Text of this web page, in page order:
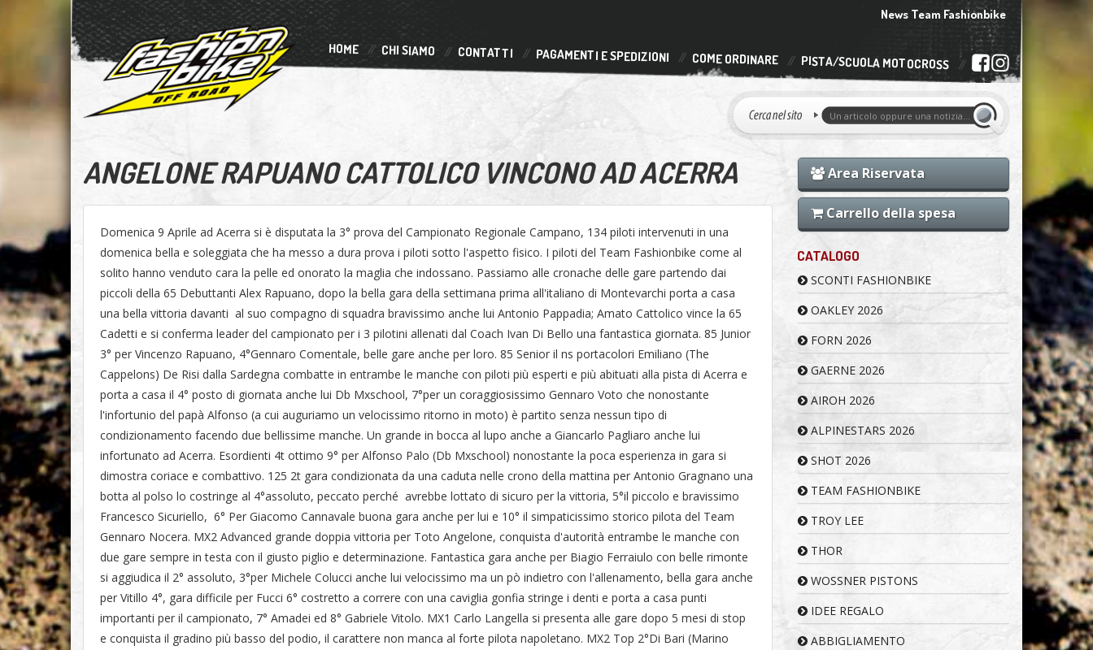
News Team Fashionbike
HOME CHI SIAMO CONTATTI PAGAMENTI E SPEDIZIONI COME ORDINARE PISTA/SCUOLA MOTOCROSS
ANGELONE RAPUANO CATTOLICO VINCONO AD ACERRA
Domenica 9 Aprile ad Acerra si è disputata la 3° prova del Campionato Regionale Campano, 134 piloti intervenuti in una
domenica bella e soleggiata che ha messo a dura prova i piloti sotto l'aspetto fisico. I piloti del Team Fashionbike come al
solito hanno venduto cara la pelle ed onorato la maglia che indossano. Passiamo alle cronache delle gare partendo dai
piccoli della 65 Debuttanti Alex Rapuano, dopo la bella gara della settimana prima all'italiano di Montevarchi porta a casa
una bella vittoria davanti al suo compagno di squadra bravissimo anche lui Antonio Pappadia; Amato Cattolico vince la 65
Cadetti e si conferma leader del campionato per i 3 pilotini allenati dal Coach Ivan Di Bello una fantastica giornata. 85 Junior
3° per Vincenzo Rapuano, 4°Gennaro Comentale, belle gare anche per loro. 85 Senior il ns portacolori Emiliano (The
Cappelons) De Risi dalla Sardegna combatte in entrambe le manche con piloti più esperti e più abituati alla pista di Acerra e
porta a casa il 4° posto di giornata anche lui Db Mxschool, 7°per un coraggiosissimo Gennaro Voto che nonostante
l'infortunio del papà Alfonso (a cui auguriamo un velocissimo ritorno in moto) è partito senza nessun tipo di
condizionamento facendo due bellissime manche. Un grande in bocca al lupo anche a Giancarlo Pagliaro anche lui
infortunato ad Acerra. Esordienti 4t ottimo 9° per Alfonso Palo (Db Mxschool) nonostante la poca esperienza in gara si
dimostra coriace e combattivo. 125 2t gara condizionata da una caduta nelle crono della mattina per Antonio Gragnano una
botta al polso lo costringe al 4°assoluto, peccato perché avrebbe lottato di sicuro per la vittoria, 5°il piccolo e bravissimo
Francesco Sicuriello, 6° Per Giacomo Cannavale buona gara anche per lui e 10° il simpaticissimo storico pilota del Team
Gennaro Nocera. MX2 Advanced grande doppia vittoria per Toto Angelone, conquista d'autorità entrambe le manche con
due gare sempre in testa con il giusto piglio e determinazione. Fantastica gara anche per Biagio Ferraiulo con belle rimonte
si aggiudica il 2° assoluto, 3°per Michele Colucci anche lui velocissimo ma un pò indietro con l'allenamento, bella gara anche
per Vitillo 4°, gara difficile per Fucci 6° costretto a correre con una caviglia gonfia stringe i denti e porta a casa punti
importanti per il campionato, 7° Amadei ed 8° Gabriele Vitolo. MX1 Carlo Langella si presenta alle gare dopo 5 mesi di stop
e conquista il gradino più basso del podio, il carattere non manca al forte pilota napoletano. MX2 Top 2°Di Bari (Marino
Area Riservata
Carrello della spesa
CATALOGO
SCONTI FASHIONBIKE
OAKLEY 2026
FORN 2026
GAERNE 2026
AIROH 2026
ALPINESTARS 2026
SHOT 2026
TEAM FASHIONBIKE
TROY LEE
THOR
WOSSNER PISTONS
IDEE REGALO
ABBIGLIAMENTO